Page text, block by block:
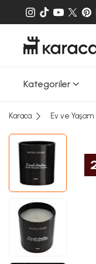
Kategoriler
Karaca Ev ve Yaşam